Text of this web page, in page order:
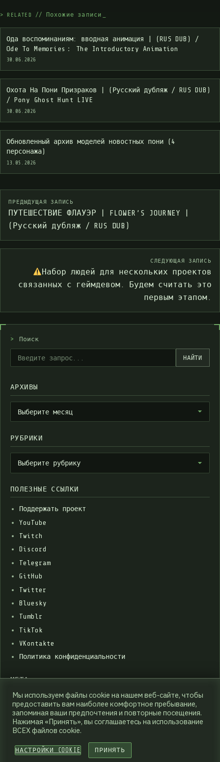
> R E L ATE D // Похож ие з а писи
Ода воспоминаниям: вводная анимация | (RUS DUB) /
Ode To Memories： The Introductory Animation
30.06.2026
Охота На Пони Призраков | (Русский дубляж / RUS DUB)
/ Pony Ghost Hunt LIVE
30.06.2026
Обновленный архив моделей новостных пони (4
персонажа)
13.05.2026
ПРЕДЫДУЩАЯ ЗАПИСЬ
ПУТЕШЕСТВИЕ ФЛАУЭР | FLOWER’S JOURNEY |
(Русский дубляж / RUS DUB)
СЛЕДУЮЩАЯ ЗАПИСЬ
Набор людей для нескольких проектов
связанных с геймдевом. Будем считать это
первым этапом.
> Поиск
НАЙТИ
АРХИВЫ
Архивы
Выберите месяц
РУБРИКИ
Рубрики
Выберите рубрику
ПОЛЕЗНЫЕ ССЫЛКИ
Поддержать проект
YouTube
Twitch
Discord
Telegram
GitHub
Twitter
Bluesky
Tumblr
TikTok
VKontakte
Политика конфиденциальности
МЕТА
Войти
Лента записей
Лента комментариев
Мы используем файлы cookie на нашем веб-сайте, чтобы
предоставить вам наиболее комфортное пребывание,
запоминая ваши предпочтения и повторные посещения.
Нажимая «Принять», вы соглашаетесь на использование
ВСЕХ файлов cookie.
НАСТРОЙКИ COOKIE ПРИНЯТЬ